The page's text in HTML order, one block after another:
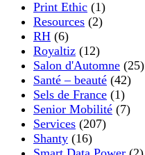
Print Ethic (1)
Resources (2)
RH (6)
Royaltiz (12)
Salon d'Automne (25)
Santé – beauté (42)
Sels de France (1)
Senior Mobilité (7)
Services (207)
Shanty (16)